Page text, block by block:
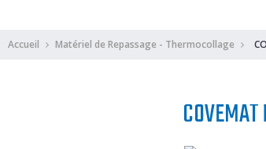
Accueil Matériel de Repassage - Thermocollage